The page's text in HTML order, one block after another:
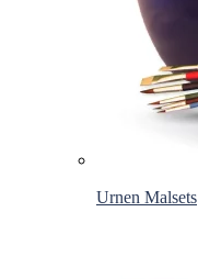
Urnen Malsets